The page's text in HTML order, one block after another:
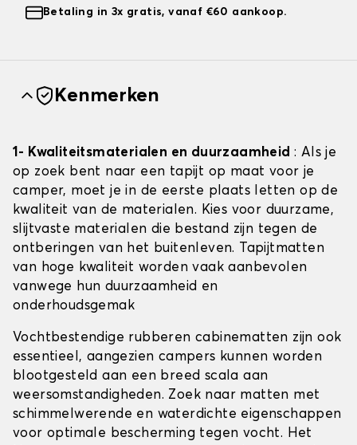
Betaling in 3x gratis, vanaf €60 aankoop.
Kenmerken
1- Kwaliteitsmaterialen en duurzaamheid : Als je
op zoek bent naar een tapijt op maat voor je
camper, moet je in de eerste plaats letten op de
kwaliteit van de materialen. Kies voor duurzame,
slijtvaste materialen die bestand zijn tegen de
ontberingen van het buitenleven. Tapijtmatten
van hoge kwaliteit worden vaak aanbevolen
vanwege hun duurzaamheid en
onderhoudsgemak
Vochtbestendige rubberen cabinematten zijn ook
essentieel, aangezien campers kunnen worden
blootgesteld aan een breed scala aan
weersomstandigheden. Zoek naar matten met
schimmelwerende en waterdichte eigenschappen
voor optimale bescherming tegen vocht. Het